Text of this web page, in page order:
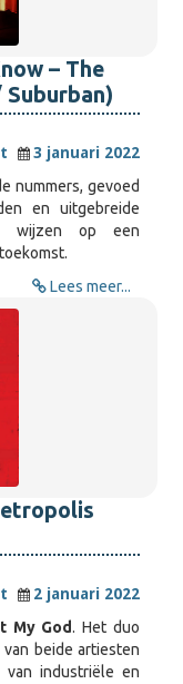
– The
3 januari 2022
nummers, gevoed
en uitgebreide
wijzen op een
Lees meer...
2 januari 2022
My God. Het duo
beide artiesten
industriële en